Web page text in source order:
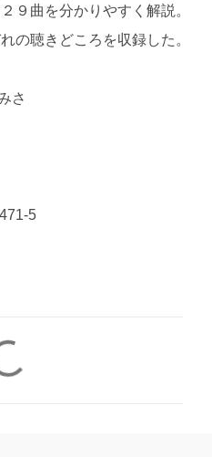
９曲を分かりやすく解説。
の聴きどころを収録した。
さ
5